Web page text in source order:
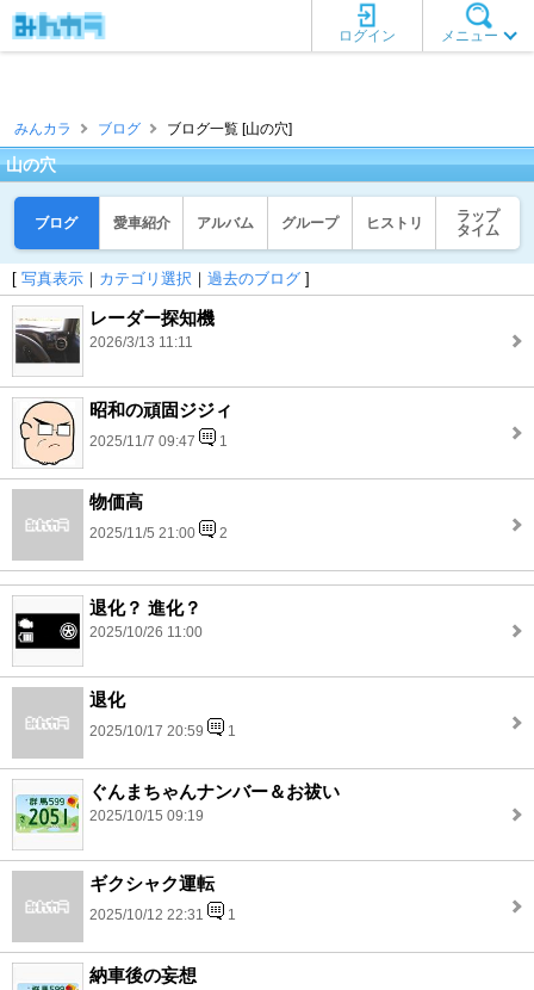
メニュー
ログイン
みんカラ ブログ ブログ一覧 [山の穴]
山の穴
ブログ 愛車紹介 アルバム グループ ヒストリ
ラップ
タイム
[ 写真表示 ｜ カテゴリ選択 ｜ 過去のブログ ]
レーダー探知機
2026/3/13 11:11
昭和の頑固ジジィ
2025/11/7 09:47 1
物価高
2025/11/5 21:00 2
退化？ 進化？
2025/10/26 11:00
退化
2025/10/17 20:59 1
ぐんまちゃんナンバー＆お祓い
2025/10/15 09:19
ギクシャク運転
2025/10/12 22:31 1
納車後の妄想